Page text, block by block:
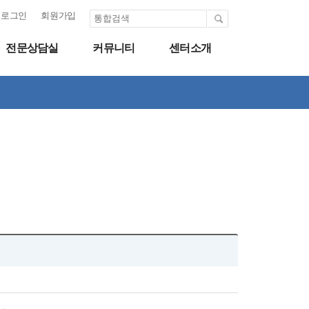
로그인 회원가입
전문상담실 커뮤니티 센터소개